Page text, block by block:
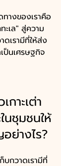
ะเล" สู่ความ
ดเรามีที่ให้ส่ง
ป็นเศรษฐกิจ
กาะเต่า
นชุมชนให้
ย่างไร?